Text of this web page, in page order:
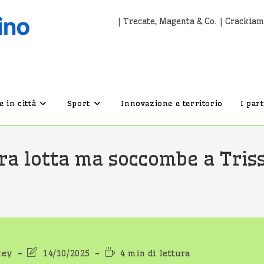
| Trecate, Magenta & Co. |
in città Sport Innovazione e territorio I
lotta ma soccombe a
Ultima14/10/2025
Tempo4 min di lettura